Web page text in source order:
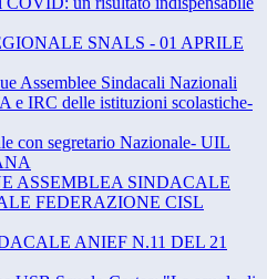
SNALS - 01 APRILE
Assemblee Sindacali Nazionali
e IRC delle istituzioni scolastiche-
con segretario Nazionale- UIL
ASSEMBLEA SINDACALE
FEDERAZIONE CISL
ANIEF N.11 DEL 21